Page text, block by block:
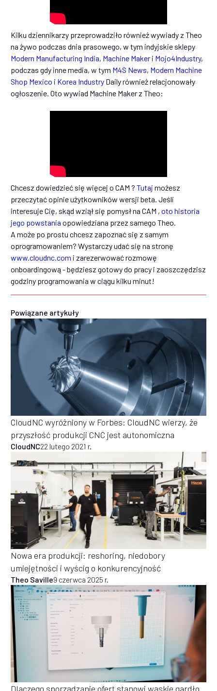
Kilku dziennikarzy przeprowadziło również wywiady z Theo
na żywo podczas dnia prasowego, w tym indyjskie sklepy
Modern Manufacturing India, Machine Maker i Mojo4Industry,
podczas gdy inne media, w tym M4S News, Modern Machine
Shop Mexico i Korea Industry Daily również relacjonowały
ogłoszenie. Oto wywiad Machine Maker z Theo:
Chcesz dowiedzieć się więcej o CAM ?Tutaj możesz
przeczytać opinie użytkowników wersji beta. Jeśli
interesuje Cię, skąd wziął się pomysł na CAM ,oto historia
jego powstania opowiedziana przez samego Theo.
A może po prostu chcesz zapoznać się z samym
oprogramowaniem? Wystarczy udać się na stronę
www.cloudnc.com i zarezerwować rozmowę
onboardingową - będziesz gotowy do pracy i zaoszczędzisz
godziny programowania w ciągu kilku minut!
Powiązane artykuły
CloudNC wyróżniony w Forbes: CloudNC wierzy, że
przyszłość produkcji CNC jest autonomiczna
CloudNC22 lutego 2021 r.
Nowa era produkcji: reshoring, niedobory
umiejętności i wyścig o konkurencyjność
Theo Saville9 czerwca 2025 r.
Dlaczego sporządzanie ofert stanowi wąskie gardło